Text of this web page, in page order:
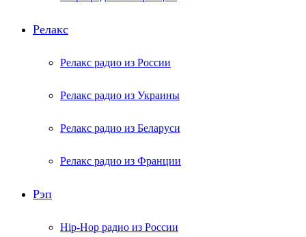
Релакс
Релакс радио из России
Релакс радио из Украины
Релакс радио из Беларуси
Релакс радио из Франции
Рэп
Hip-Hop радио из России